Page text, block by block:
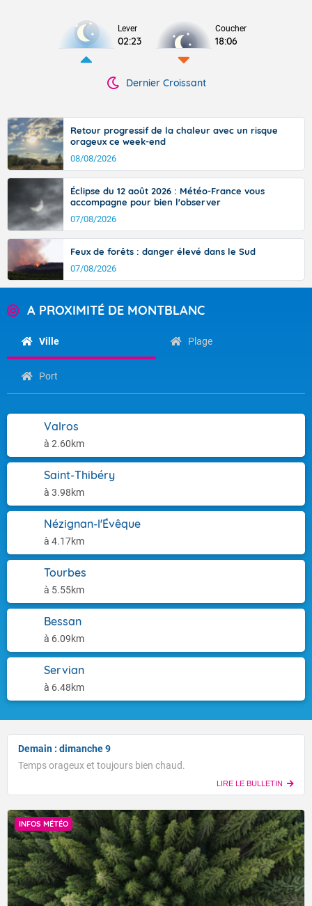
Lever
02:23
Coucher
18:06
Dernier Croissant
Retour progressif de la chaleur avec un risque
orageux ce week-end
08/08/2026
Éclipse du 12 août 2026 : Météo-France vous
accompagne pour bien l'observer
07/08/2026
Feux de forêts : danger élevé dans le Sud
07/08/2026
A PROXIMITÉ DE MONTBLANC
Ville Plage
Port
Valros
à 2.60km
Saint-Thibéry
à 3.98km
Nézignan-l'Évêque
à 4.17km
Tourbes
à 5.55km
Bessan
à 6.09km
Servian
à 6.48km
Demain : dimanche 9
Temps orageux et toujours bien chaud.
LIRE LE BULLETIN
INFOS MÉTÉO